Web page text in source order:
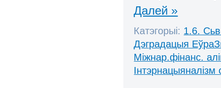
Далей »
Катэгорыі: 1.6.
Дэградацыя
Міжнар.фінанс.
Інтэрнацыяналізм